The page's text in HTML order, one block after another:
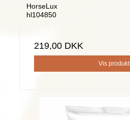
HorseLux
hl104850
219,00 DKK
Vis produkt